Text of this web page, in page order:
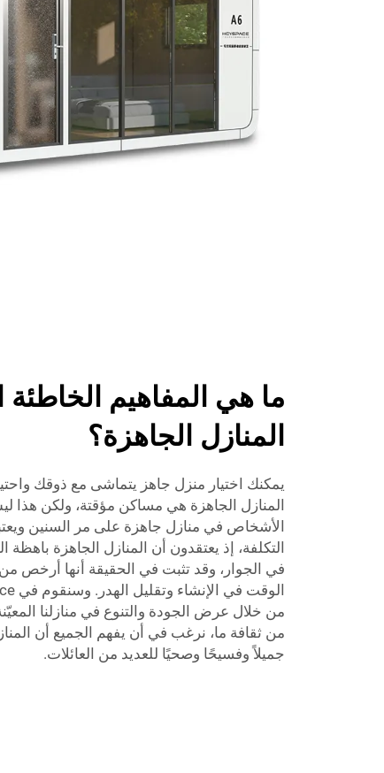
ما هي المفاهيم
المنازل الجاهزة؟
يمكنك اختيار منزل جاهز يتماشى مع ذوقك
المنازل الجاهزة هي مساكن مؤقتة، ولكن هذا
الأشخاص في منازل جاهزة على مر السنين
التكلفة، إذ يعتقدون أن المنازل الجاهزة
في الجوار، وقد تثبت في الحقيقة أنها أرخص من
من خلال عرض الجودة والتنوع في منازلنا
من ثقافة ما، نرغب في أن يفهم الجميع أن
جميلاً وفسيحًا وصحيًا للعديد من العائلات.